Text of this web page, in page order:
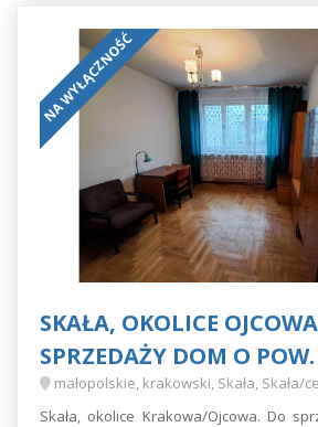
NA WYŁĄCZNOŚĆ
SKAŁA, OKOLICE
SPRZEDAŻY DOM O
małopolskie, krakowski, Skała, Skała/
Skała, okolice Krakowa/Ojcowa. Do